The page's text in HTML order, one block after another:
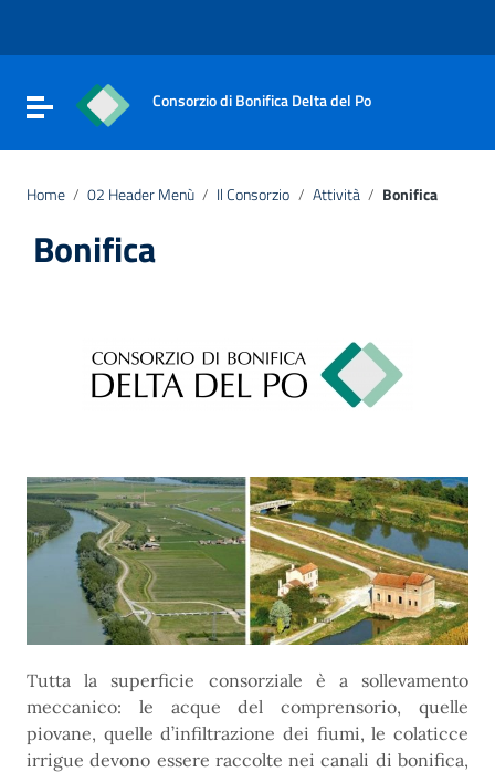
Vai al footer
Attiva / disattiva la navigazione
Consorzio di Bonifica Delta del Po
Home / 02 Header Menù / Il Consorzio / Attività / Bonifica
Bonifica
Tutta la superficie consorziale è a sollevamento
meccanico: le acque del comprensorio, quelle
piovane, quelle d’infiltrazione dei fiumi, le colaticce
irrigue devono essere raccolte nei canali di bonifica,